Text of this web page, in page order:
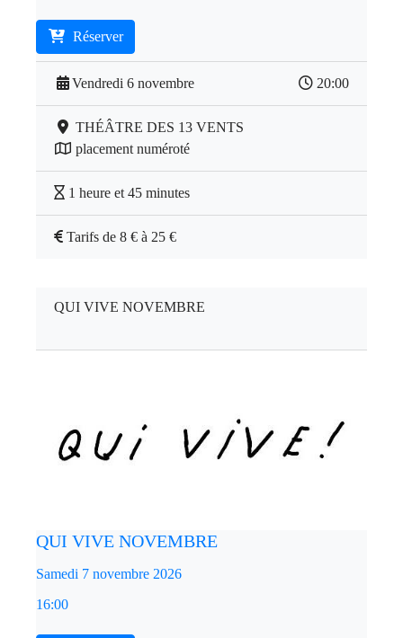
Réserver
Vendredi 6 novembre 20:00
THÉÂTRE DES 13 VENTS
placement numéroté
1 heure et 45 minutes
Tarifs de 8 € à 25 €
QUI VIVE NOVEMBRE
QUI VIVE NOVEMBRE
Samedi 7 novembre 2026
16:00